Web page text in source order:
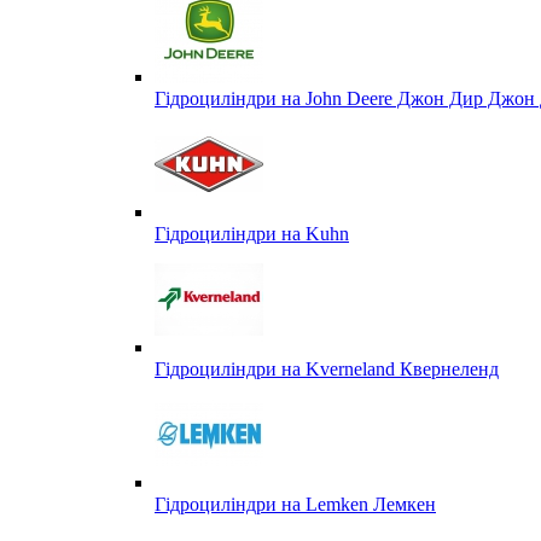
Гідроциліндри на John Deere Джон Дир Джон
Гідроциліндри на Kuhn
Гідроциліндри на Kverneland Квернеленд
Гідроциліндри на Lemken Лемкен